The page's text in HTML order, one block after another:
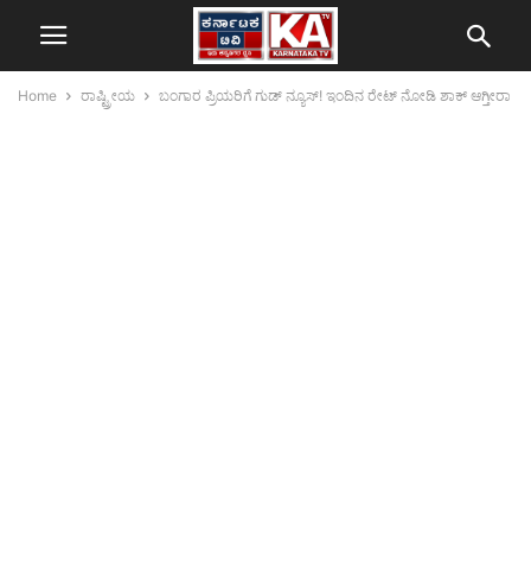
Home ರಾಷ್ಟ್ರೀಯ ಬಂಗಾರ ಪ್ರಿಯರಿಗೆ ಗುಡ್ ನ್ಯೂಸ್! ಇಂದಿನ ರೇಟ್ ನೋಡಿ ಶಾಕ್ ಆಗ್ತೀರಾ